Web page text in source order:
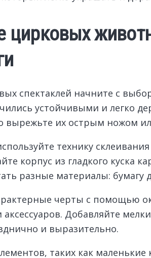
цирковых
спектаклей начните с
устойчивыми и легко
вырежьте их острым ножом
технику
корпус из гладкого куска
разные материалы:
черты с помощью
Добавляйте
и выразительно.
таких как